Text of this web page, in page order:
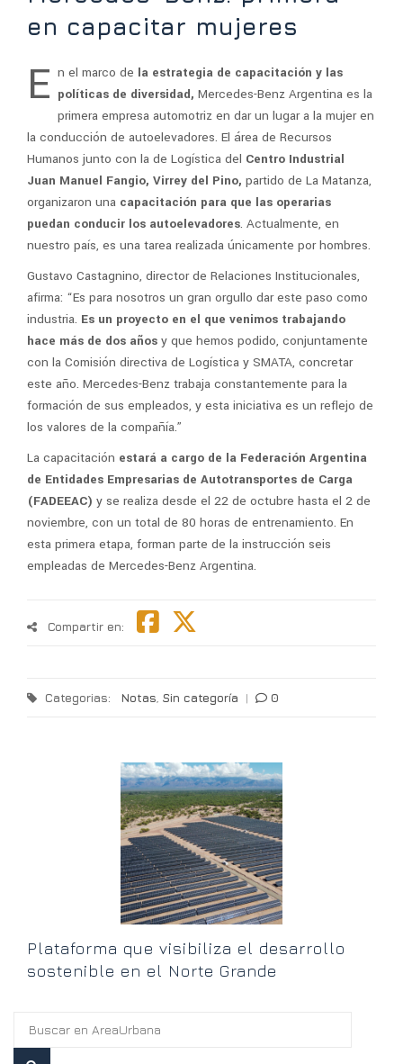
en capacitar mujeres
E n el marco de la estrategia de capacitación y las
políticas de diversidad, Mercedes-Benz Argentina es la
primera empresa automotriz en dar un lugar a la mujer en
la conducción de autoelevadores. El área de Recursos
Humanos junto con la de Logística del Centro Industrial
Juan Manuel Fangio, Virrey del Pino, partido de La Matanza,
organizaron una capacitación para que las operarias
puedan conducir los autoelevadores. Actualmente, en
nuestro país, es una tarea realizada únicamente por hombres.
Gustavo Castagnino, director de Relaciones Institucionales,
afirma: “Es para nosotros un gran orgullo dar este paso como
industria. Es un proyecto en el que venimos trabajando
hace más de dos años y que hemos podido, conjuntamente
con la Comisión directiva de Logística y SMATA, concretar
este año. Mercedes-Benz trabaja constantemente para la
formación de sus empleados, y esta iniciativa es un reflejo de
los valores de la compañía.”
La capacitación estará a cargo de la Federación Argentina
de Entidades Empresarias de Autotransportes de Carga
(FADEEAC) y se realiza desde el 22 de octubre hasta el 2 de
noviembre, con un total de 80 horas de entrenamiento. En
esta primera etapa, forman parte de la instrucción seis
empleadas de Mercedes-Benz Argentina.
Compartir en:
Categorias: Notas Sin categoría | 0
Plataforma que visibiliza el desarrollo
sostenible en el Norte Grande